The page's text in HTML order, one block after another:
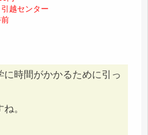
越センター
に時間がかかるために引っ
。